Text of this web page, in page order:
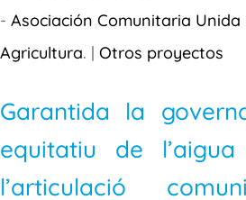
- Asociación Comunitaria Unida
Agricultura. | Otros proyectos
Garantida la
equitatiu de
l’articulació